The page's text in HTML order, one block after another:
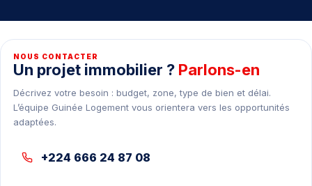
NOUS CONTACTER
Un projet immobilier ? Parlons-en
Décrivez votre besoin : budget, zone, type de bien et délai.
L’équipe Guinée Logement vous orientera vers les opportunités
adaptées.
+224 666 24 87 08